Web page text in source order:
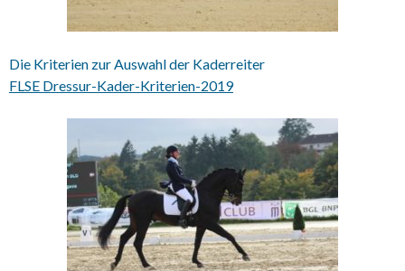
Die Kriterien zur Auswahl der Kaderreiter
FLSE Dressur-Kader-Kriterien-2019